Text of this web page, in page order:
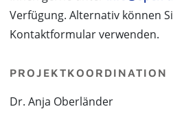
Verfügung. Alternativ können
Kontaktformular verwenden.
PROJEKTKOORDINATION
Dr. Anja Oberländer